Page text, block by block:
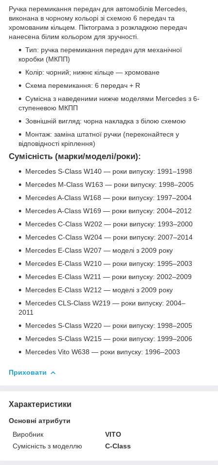
Ручка перемикання передач для автомобілів Mercedes,
виконана в чорному кольорі зі схемою 6 передач та
хромованим кільцем. Піктограма з розкладкою передач
нанесена білим кольором для зручності.
Тип: ручка перемикання передач для механічної
коробки (МКПП)
Колір: чорний; нижнє кільце — хромоване
Схема перемикання: 6 передач + R
Сумісна з наведеними нижче моделями Mercedes з 6-
ступеневою МКПП
Зовнішній вигляд: чорна накладка з білою схемою
Монтаж: заміна штатної ручки (переконайтеся у
відповідності кріплення)
Сумісність (марки/моделі/роки):
Mercedes S-Class W140 — роки випуску: 1991–1998
Mercedes M-Class W163 — роки випуску: 1998–2005
Mercedes A-Class W168 — роки випуску: 1997–2004
Mercedes A-Class W169 — роки випуску: 2004–2012
Mercedes C-Class W202 — роки випуску: 1993–2000
Mercedes C-Class W204 — роки випуску: 2007–2014
Mercedes E-Class W207 — моделі з 2009 року
Mercedes E-Class W210 — роки випуску: 1995–2003
Mercedes E-Class W211 — роки випуску: 2002–2009
Mercedes E-Class W212 — моделі з 2009 року
Mercedes CLS-Class W219 — роки випуску: 2004–
2011
Mercedes S-Class W220 — роки випуску: 1998–2005
Mercedes S-Class W215 — роки випуску: 1999–2006
Mercedes Vito W638 — роки випуску: 1996–2003
Приховати
Характеристики
Основні атрибути
Виробник
VITO
Сумісність з моделлю
C-Class